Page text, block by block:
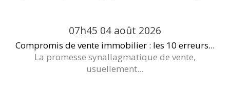
07h45 04 août 2026
Compromis de vente immobilier : les 10 erreurs...
La promesse synallagmatique de vente,
usuellement...